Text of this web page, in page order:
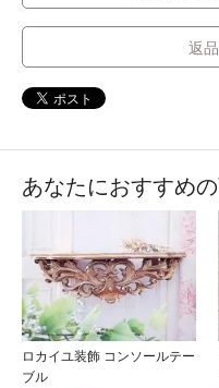
返
あなたにおすすめ
ロカイユ装飾 コンソールテー
ブル